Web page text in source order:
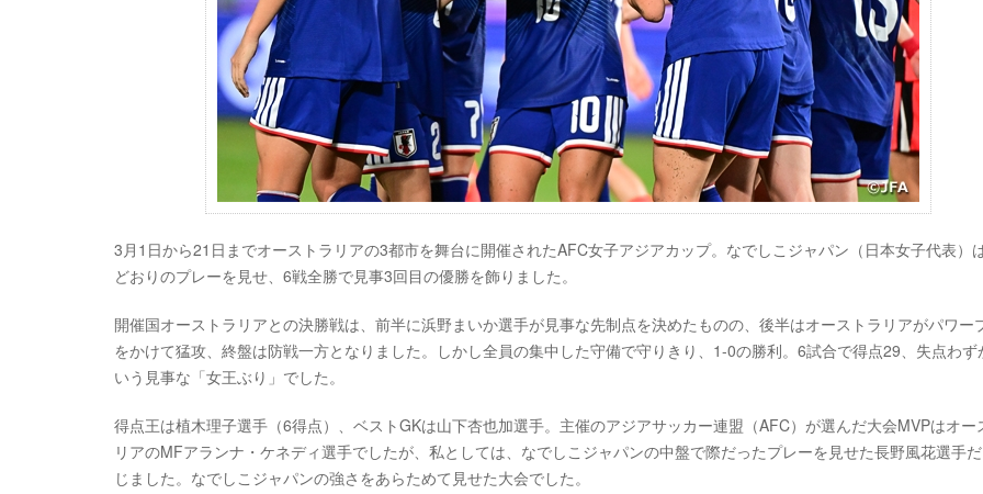
3月1日から21日までオーストラリアの3都市を舞台に開催されたAFC女子アジアカップ。なでしこジャパン（日本女子代表）
どおりのプレーを見せ、6戦全勝で見事3回目の優勝を飾りました。
開催国オーストラリアとの決勝戦は、前半に浜野まいか選手が見事な先制点を決めたものの、後半はオーストラリアがパワー
をかけて猛攻、終盤は防戦一方となりました。しかし全員の集中した守備で守りきり、1-0の勝利。6試合で得点29、失点わず
いう見事な「女王ぶり」でした。
得点王は植木理子選手（6得点）、ベストGKは山下杏也加選手。主催のアジアサッカー連盟（AFC）が選んだ大会MVPはオー
リアのMFアランナ・ケネディ選手でしたが、私としては、なでしこジャパンの中盤で際だったプレーを見せた長野風花選手
じました。なでしこジャパンの強さをあらためて見せた大会でした。